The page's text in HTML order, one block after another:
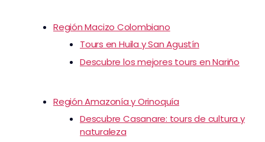
Región Macizo Colombiano
Tours en Huila y San Agustín
Descubre los mejores tours en Nariño
Región Amazonía y Orinoquía
Descubre Casanare: tours de cultura y
naturaleza